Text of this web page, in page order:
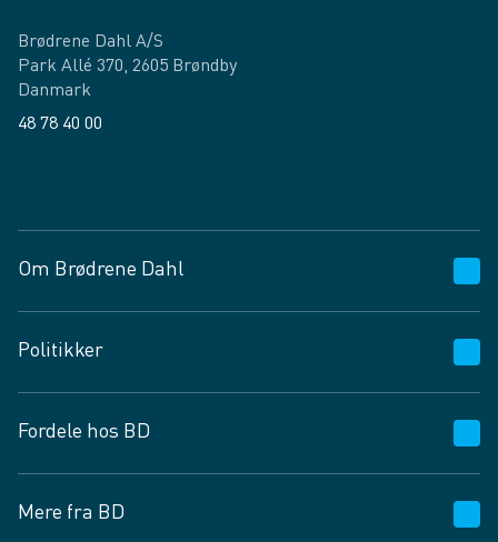
Brødrene Dahl A/S
Park Allé 370, 2605 Brøndby
Danmark
48 78 40 00
Om Brødrene Dahl
Vagttelefon 30 10 89 89
Spørgsmål og svar
Job og karriere
Fødevarekontrolrapport
Politikker
Privatlivspolitik
Cookies
Vilkår og betingelser
Fordele hos BD
BD app
Mere fra BD